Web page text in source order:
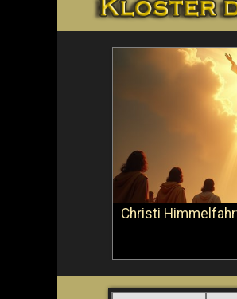
Christi